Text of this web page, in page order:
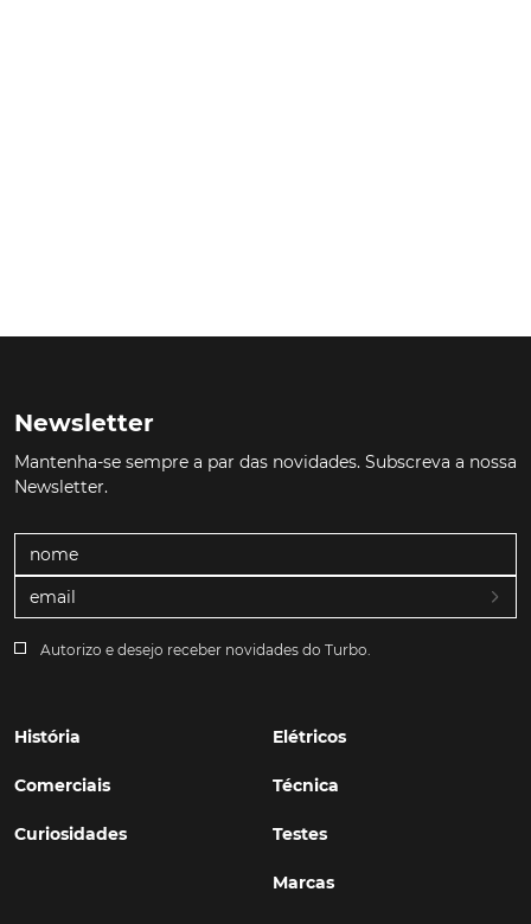
Newsletter
Mantenha-se sempre a par das novidades. Subscreva a nossa
Newsletter.
Autorizo e desejo receber novidades do Turbo.
História
Comerciais
Curiosidades
Elétricos
Técnica
Testes
Marcas